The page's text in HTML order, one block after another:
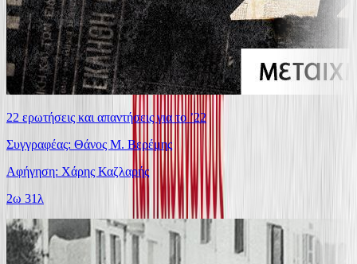
22 ερωτήσεις και απαντήσεις για το ’22
Συγγραφέας: Θάνος Μ. Βερέμης
Αφήγηση: Χάρης Καζλαρής
2ω 31λ